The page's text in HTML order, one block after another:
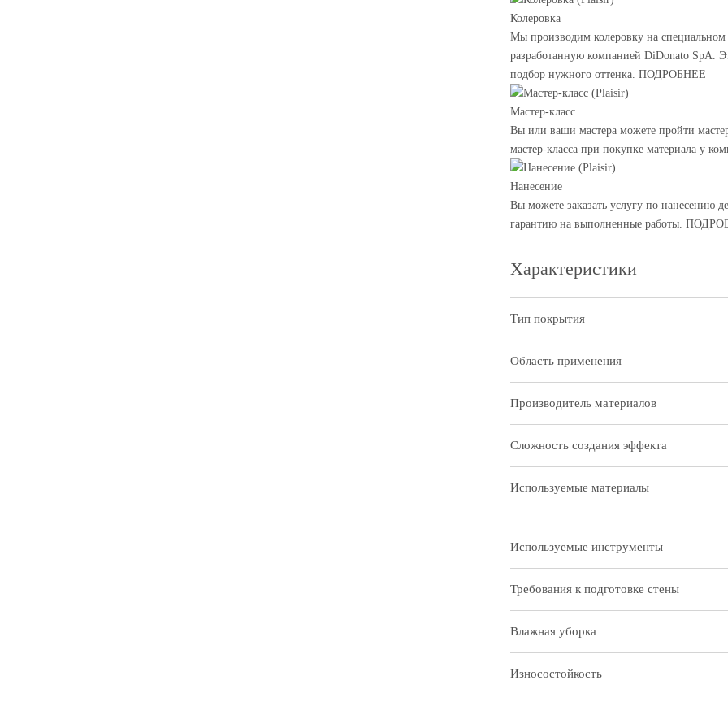
Колеровка
Мы производим колеровку на
разработанную компанией DiDonato SpA.
подбор нужного оттенка. ПОДРОБНЕЕ
Мастер-класс
Вы или ваши мастера можете пройти
мастер-класса при покупке материала у
Нанесение
Вы можете заказать услугу по нанесению
гарантию на выполненные работы.
Характеристики
Тип покрытия
Область применения
Производитель материалов
Сложность создания эффекта
Используемые материалы
Используемые инструменты
Требования к подготовке стены
Влажная уборка
Износостойкость